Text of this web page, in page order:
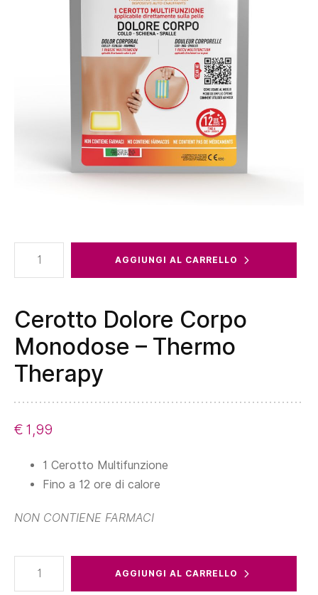
Cerotto
Monodose
-
Thermo
Therapy
quantità
AGGIUNGI AL CARRELLO
Cerotto Dolore Corpo
Monodose – Thermo
Therapy
€ 1,99
1 Cerotto Multifunzione
Fino a 12 ore di calore
NON CONTIENE FARMACI
Cerotto
AGGIUNGI AL CARRELLO